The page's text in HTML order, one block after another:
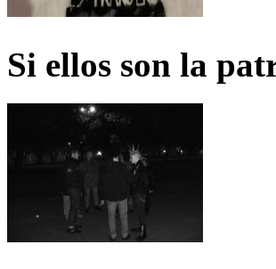
Si ellos son la